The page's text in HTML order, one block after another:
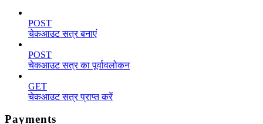
POST
चेकआउट सत्र बनाएं
POST
चेकआउट सत्र का पूर्वावलोकन
GET
चेकआउट सत्र प्राप्त करें
Payments